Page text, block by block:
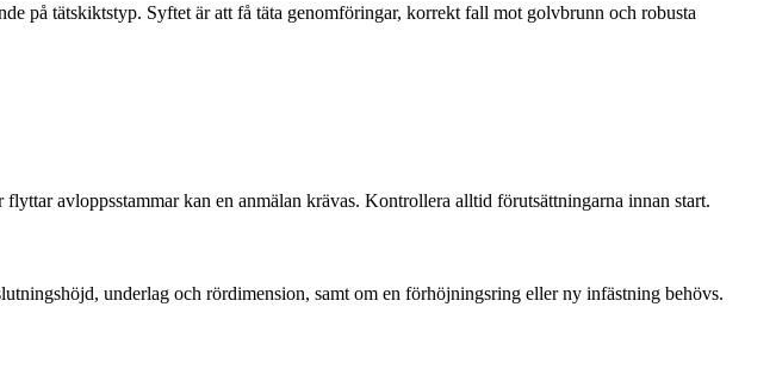
på tätskiktstyp. Syftet är att få täta genomföringar, korrekt fall mot golvbrunn och robusta
avloppsstammar kan en anmälan krävas. Kontrollera alltid förutsättningarna innan start.
underlag och rördimension, samt om en förhöjningsring eller ny infästning behövs.